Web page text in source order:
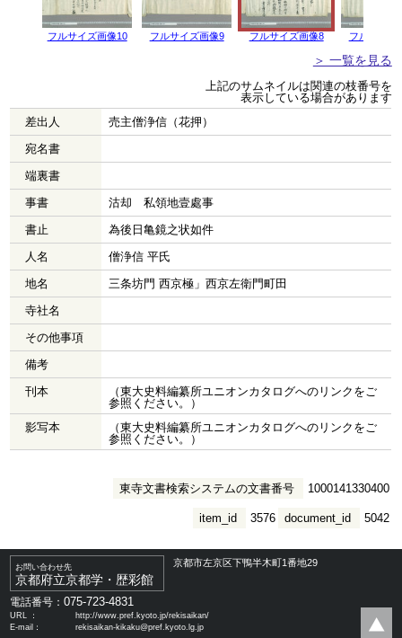
フルサイズ画像10 フルサイズ画像9 フルサイズ画像8 フルサイズ
＞ 一覧を見る
上記のサムネイルは関連の枝番号を
表示している場合があります
差出人
売主僧浄信（花押）
宛名書
端裏書
事書
沽却 私領地壹處事
書止
為後日亀鏡之状如件
人名
僧浄信 平氏
地名
三条坊門 西京極」西京左衛門町田
寺社名
その他事項
備考
刊本
（東大史料編纂所ユニオンカタログへのリンクをご
参照ください。）
影写本
（東大史料編纂所ユニオンカタログへのリンクをご
参照ください。）
東寺文書検索システムの文書番号 1000141330400
document_id 5042
item_id 3576
お問い合わせ先
京都府立京都学・歴彩館
京都市左京区下鴨半木町1番地29
電話番号：075-723-4831
URL ：
http://www.pref.kyoto.jp/rekisaikan/
E-mail：
rekisaikan-kikaku@pref.kyoto.lg.jp